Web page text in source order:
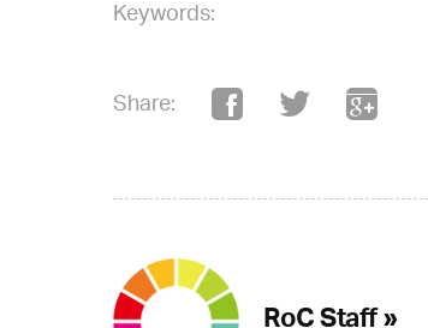
Keywords:
Share: